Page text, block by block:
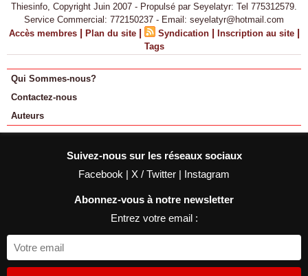
Thiesinfo, Copyright Juin 2007 - Propulsé par Seyelatyr: Tel 775312579.
Service Commercial: 772150237 - Email: seyelatyr@hotmail.com
Accès membres | Plan du site | Syndication | Inscription au site |
Tags
Qui Sommes-nous?
Contactez-nous
Auteurs
Suivez-nous sur les réseaux sociaux
Facebook | X / Twitter | Instagram
Abonnez-vous à notre newsletter
Entrez votre email :